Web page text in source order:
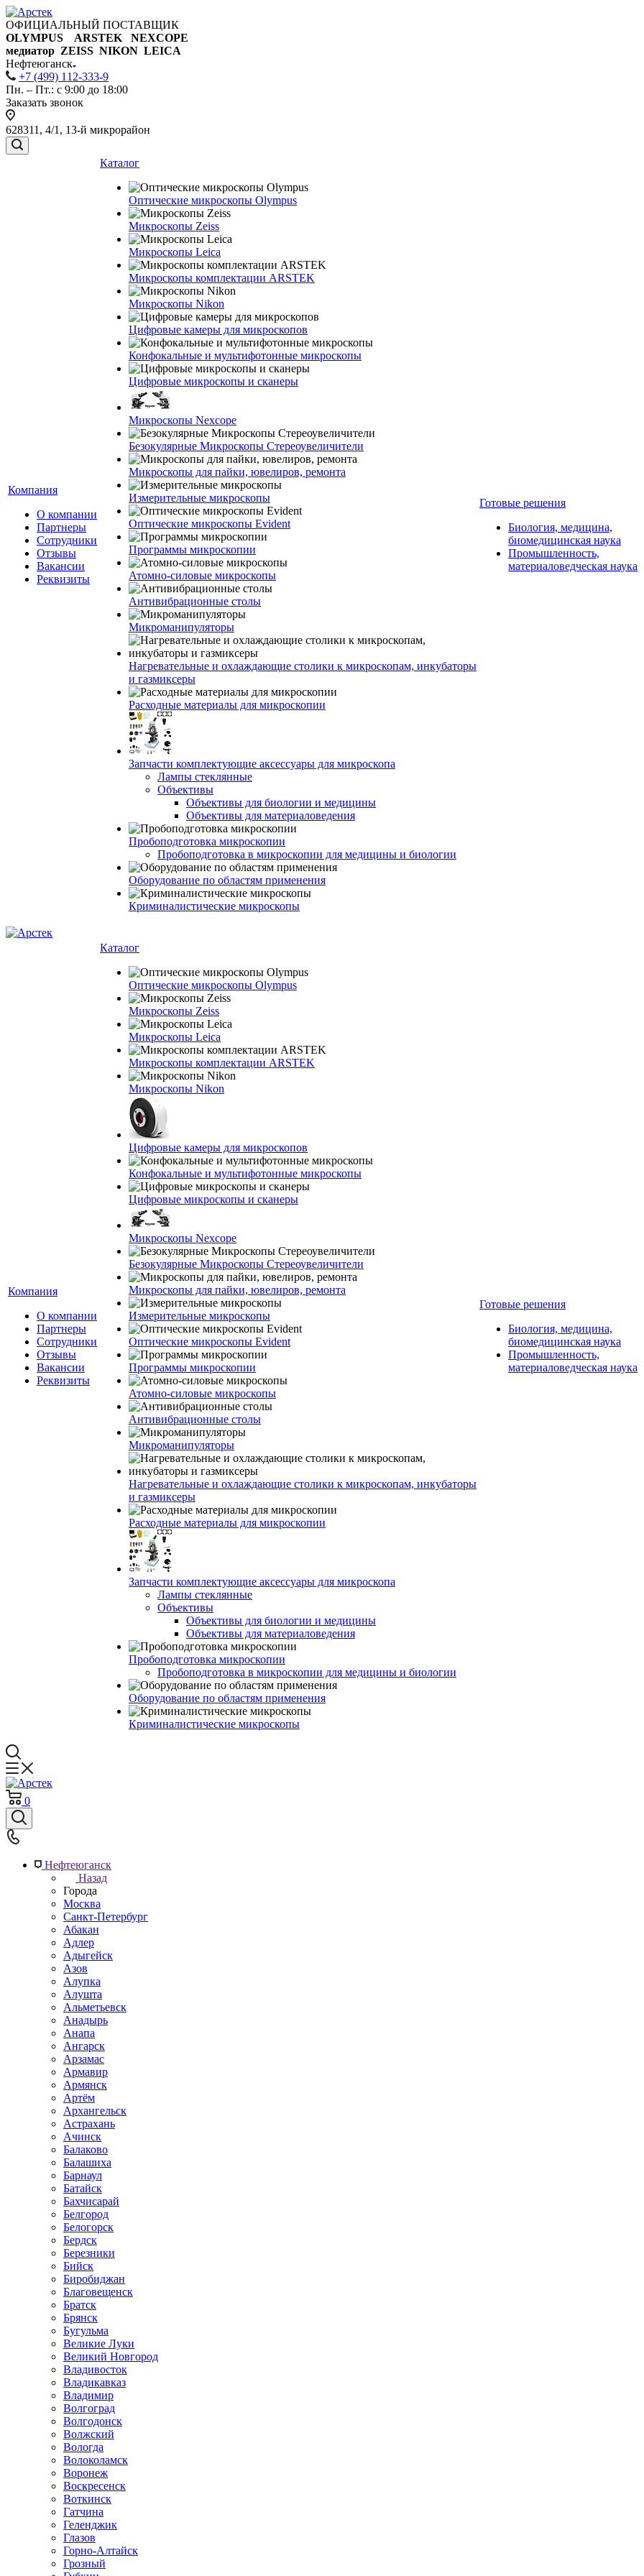
ОФИЦИАЛЬНЫЙ ПОСТАВЩИК
OLYMPUS ARSTEK NEXCOPE
медиатор ZEISS NIKON LEICA
Нефтеюганск
+7 (499) 112-333-9
Пн. – Пт.: с 9:00 до 18:00
Заказать звонок
628311, 4/1, 13-й микрорайон
Компания
О компании
Партнеры
Сотрудники
Отзывы
Вакансии
Реквизиты
Каталог
Оптические микроскопы Olympus
Микроскопы Zeiss
Микроскопы Leica
Микроскопы комплектации ARSTEK
Микроскопы Nikon
Цифровые камеры для микроскопов
Конфокальные и мультифотонные микроскопы
Цифровые микроскопы и сканеры
Микроскопы Nexcope
Безокулярные Микроскопы Стереоувеличители
Микроскопы для пайки, ювелиров, ремонта
Измерительные микроскопы
Оптические микроскопы Evident
Программы микроскопии
Атомно-силовые микроскопы
Антивибрационные столы
Микроманипуляторы
Нагревательные и охлаждающие столики к микроскопам, инкубаторы
и газмиксеры
Расходные материалы для микроскопии
Запчасти комплектующие аксессуары для микроскопа
Лампы стеклянные
Объективы
Объективы для биологии и медицины
Объективы для материаловедения
Пробоподготовка микроскопии
Пробоподготовка в микроскопии для медицины и биологии
Оборудование по областям применения
Криминалистические микроскопы
Готовые решения
Биология, медицина,
биомедицинская наука
Промышленность,
материаловедческая наука
Компания
О компании
Партнеры
Сотрудники
Отзывы
Вакансии
Реквизиты
Каталог
Оптические микроскопы Olympus
Микроскопы Zeiss
Микроскопы Leica
Микроскопы комплектации ARSTEK
Микроскопы Nikon
Цифровые камеры для микроскопов
Конфокальные и мультифотонные микроскопы
Цифровые микроскопы и сканеры
Микроскопы Nexcope
Безокулярные Микроскопы Стереоувеличители
Микроскопы для пайки, ювелиров, ремонта
Измерительные микроскопы
Оптические микроскопы Evident
Программы микроскопии
Атомно-силовые микроскопы
Антивибрационные столы
Микроманипуляторы
Нагревательные и охлаждающие столики к микроскопам, инкубаторы
и газмиксеры
Расходные материалы для микроскопии
Запчасти комплектующие аксессуары для микроскопа
Лампы стеклянные
Объективы
Объективы для биологии и медицины
Объективы для материаловедения
Пробоподготовка микроскопии
Пробоподготовка в микроскопии для медицины и биологии
Оборудование по областям применения
Криминалистические микроскопы
Готовые решения
Биология, медицина,
биомедицинская наука
Промышленность,
материаловедческая наука
0
Нефтеюганск
Назад
Города
Москва
Санкт-Петербург
Абакан
Адлер
Адыгейск
Азов
Алупка
Алушта
Альметьевск
Анадырь
Анапа
Ангарск
Арзамас
Армавир
Армянск
Артём
Архангельск
Астрахань
Ачинск
Балаково
Балашиха
Барнаул
Батайск
Бахчисарай
Белгород
Белогорск
Бердск
Березники
Бийск
Биробиджан
Благовещенск
Братск
Брянск
Бугульма
Великие Луки
Великий Новгород
Владивосток
Владикавказ
Владимир
Волгоград
Волгодонск
Волжский
Вологда
Волоколамск
Воронеж
Воскресенск
Воткинск
Гатчина
Геленджик
Глазов
Горно-Алтайск
Грозный